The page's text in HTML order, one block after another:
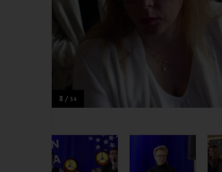
8 / 34